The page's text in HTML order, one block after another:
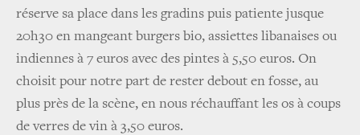
réserve sa place dans les gradins puis patiente jusque
20h30 en mangeant burgers bio, assiettes libanaises ou
indiennes à 7 euros avec des pintes à 5,50 euros. On
choisit pour notre part de rester debout en fosse, au
plus près de la scène, en nous réchauffant les os à coups
de verres de vin à 3,50 euros.